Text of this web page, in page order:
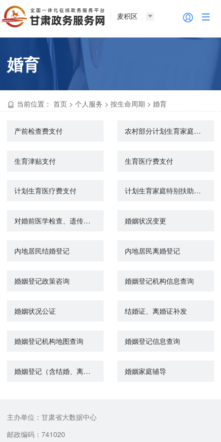
麦积区
婚育
当前位置： 首页 >个人服务 >按生命周期 >婚育
产前检查费支付 农村部分计划生育家庭奖励扶助金核发
生育津贴支付 生育医疗费支付
计划生育医疗费支付 计划生育家庭特别扶助金核发
对婚前医学检查、遗传病诊断和产前诊断结果有异议的医学技术鉴定 婚姻状况变更
内地居民结婚登记 内地居民离婚登记
婚姻登记政策咨询 婚姻登记机构信息查询
婚姻状况公证 结婚证、离婚证补发
婚姻登记机构地图查询 婚姻登记信息查询
婚姻登记（含结婚、离婚、补领登记证书）预约 婚姻家庭辅导
主办单位：甘肃省大数据中心
邮政编码：741020